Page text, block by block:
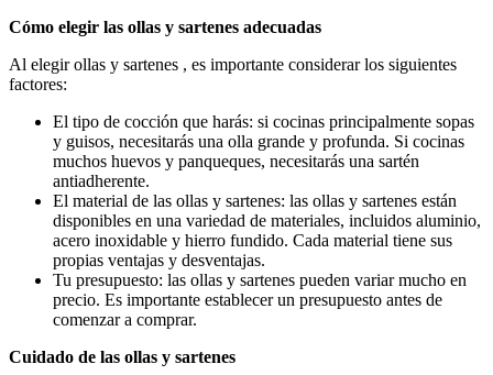
Cómo elegir las ollas y sartenes adecuadas
Al elegir ollas y sartenes , es importante considerar los siguientes
factores:
El tipo de cocción que harás: si cocinas principalmente sopas
y guisos, necesitarás una olla grande y profunda. Si cocinas
muchos huevos y panqueques, necesitarás una sartén
antiadherente.
El material de las ollas y sartenes: las ollas y sartenes están
disponibles en una variedad de materiales, incluidos aluminio,
acero inoxidable y hierro fundido. Cada material tiene sus
propias ventajas y desventajas.
Tu presupuesto: las ollas y sartenes pueden variar mucho en
precio. Es importante establecer un presupuesto antes de
comenzar a comprar.
Cuidado de las ollas y sartenes